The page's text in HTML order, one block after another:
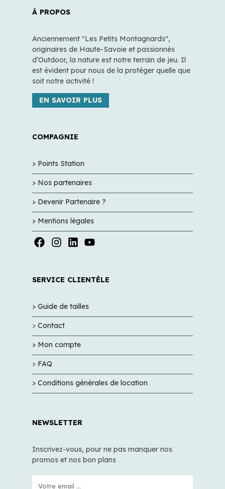
À PROPOS
Anciennement "Les Petits Montagnards",
originaires de Haute-Savoie et passionnés
d’Outdoor, la nature est notre terrain de jeu. Il
est évident pour nous de la protéger quelle que
soit notre activité !
EN SAVOIR PLUS
COMPAGNIE
> Points Station
> Nos partenaires
> Devenir Partenaire ?
> Mentions légales
SERVICE CLIENTÈLE
> Guide de tailles
> Contact
> Mon compte
> FAQ
> Conditions générales de location
NEWSLETTER
Inscrivez-vous, pour ne pas manquer nos
promos et nos bon plans